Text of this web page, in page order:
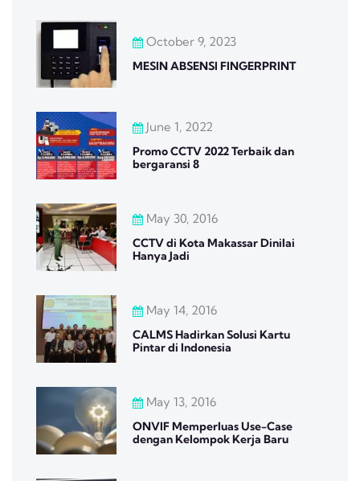
October 9, 2023
MESIN ABSENSI FINGERPRINT
June 1, 2022
Promo CCTV 2022 Terbaik dan
bergaransi 8
May 30, 2016
CCTV di Kota Makassar Dinilai
Hanya Jadi
May 14, 2016
CALMS Hadirkan Solusi Kartu
Pintar di Indonesia
May 13, 2016
ONVIF Memperluas Use-Case
dengan Kelompok Kerja Baru